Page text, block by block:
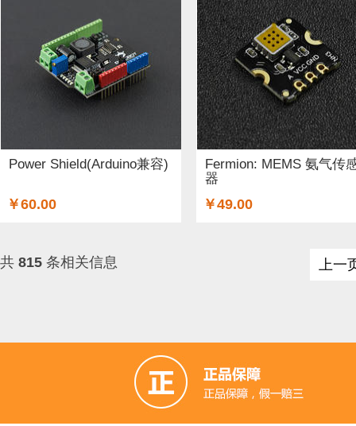
Power Shield(Arduino兼容)
￥60.00
Fermion: MEMS 氨气传
器
￥49.00
共 815 条相关信息 上一